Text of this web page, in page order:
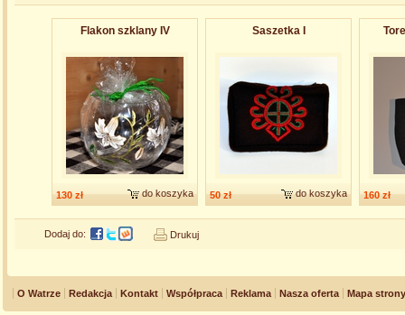
Flakon szklany IV
130 zł do koszyka
Saszetka I
50 zł do koszyka 160 zł
Dodaj do: Drukuj
O Watrze Redakcja Kontakt Współpraca Reklama Nasza oferta Mapa strony